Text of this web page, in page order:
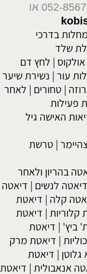
או
מחלות בדרכי
שלד
אולקוס | לחץ דם
עור | נשירת שיער
|טחורים | לאחר
פעילות
האישה גיל
|טרשת
בהריון ולאחר
דיאטה לנשים | דיאטה
קלה | דיאטת
קלוריות | דיאטת
ביץ' | דיאטת
| דיאטת מרק
| דיאטת
אנאבולית | דיאטת